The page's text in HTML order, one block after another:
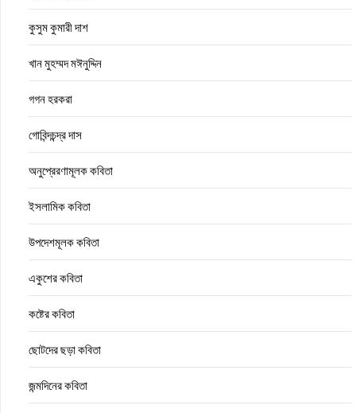
কুসুম কুমারী দাশ
খান মুহম্মদ মঈনুদ্দিন
গগন হরকরা
গোবিন্দচন্দ্র দাস
অনুপ্রেরণামূলক কবিতা
ইসলামিক কবিতা
উপদেশমূলক কবিতা
একুশের কবিতা
কষ্টের কবিতা
ছোটদের ছড়া কবিতা
জন্মদিনের কবিতা